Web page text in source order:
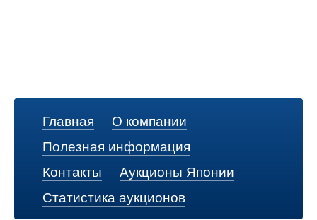
Главная
О компании
Полезная информация
Контакты
Аукционы Японии
Статистика аукционов